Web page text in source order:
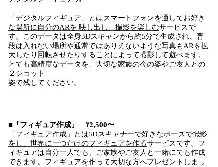
「デジタルフィギュア」とはスマートフォンを通してお好き
な場所に自分のARを 映し出し、撮影を楽しむサービスで
す。このデータは全身3Dスキャンから約5分で生成され、普
段は入れない場所や通常ではありえないような写真もARを拡
大したり回転させたりすることによって撮影して遊べます。
とても高精度なデータを、大切な家族の今の姿やご友人との
２ショット
姿で残してください。
■「フィギュア作成」 ¥2,500〜
「フィギュア作成」とは3Dスキャナーで好きなポーズで撮影
をし、世界に一つだけのフィギュアを作るサービスです。フ
ィギュアは自分一人でも、ご家族やご友人と一緒にでも作成
できます。フィギュアを作って大切な方へプレゼントしまし